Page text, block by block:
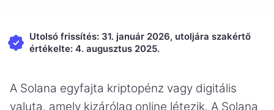
Utolsó frissítés: 31. január 2026, utoljára szakértő
értékelte: 4. augusztus 2025.
A Solana egyfajta kriptopénz vagy digitális
valuta, amely kizárólag online létezik. A Solana